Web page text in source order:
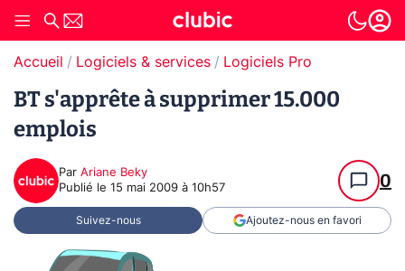
Accueil Logiciels & services Logiciels Pro
BT s'apprête à supprimer 15.000
emplois
Par Ariane Beky
Publié le 15 mai 2009 à 10h57 0
Suivez-nous Ajoutez-nous en favori